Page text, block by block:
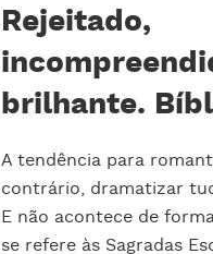
Rejeitado,
brilhante.
A tendência para
contrário, dramatizar
E não acontece de
se refere às Sagradas